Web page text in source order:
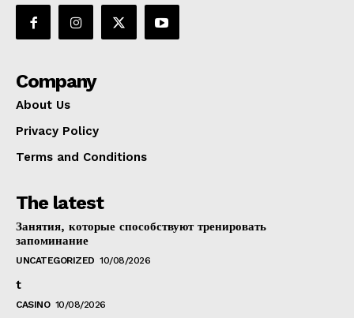
Company
About Us
Privacy Policy
Terms and Conditions
The latest
Занятия, которые способствуют тренировать
запоминание
UNCATEGORIZED 10/08/2026
t
CASINO 10/08/2026